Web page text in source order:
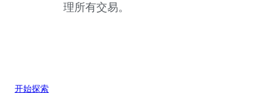
理所有交易。
开始探索